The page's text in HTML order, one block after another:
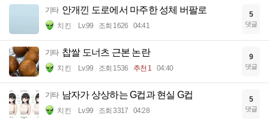
기타 안개낀 도로에서 마주한 성체 버팔로
치킨 Lv.99 조회 1626 04:41
5
댓글
기타 찹쌀 도너츠 근본 논란
치킨 Lv.99 조회 1536 추천 1 04:40
9
댓글
기타 남자가 상상하는 G컵과 현실 G컵
치킨 Lv.99 조회 3317 04:28
5
댓글